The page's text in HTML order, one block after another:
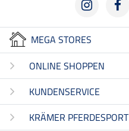
MEGA STORES
ONLINE SHOPPEN
KUNDENSERVICE
KRÄMER PFERDESPORT